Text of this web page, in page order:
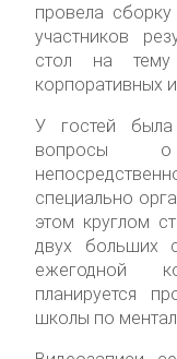
провела
участников
стол на тему
корпоративных
У гостей
вопросы о
специально
этом круглом
двух больших
ежегодной
планируется
школы по